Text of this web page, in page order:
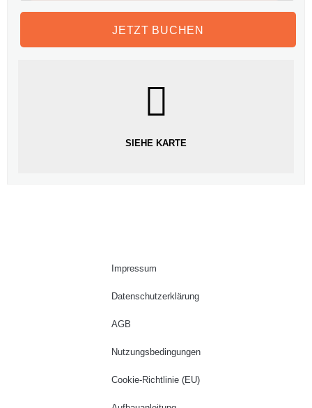
SIEHE KARTE
Impressum
Datenschutzerklärung
AGB
Nutzungsbedingungen
Cookie-Richtlinie (EU)